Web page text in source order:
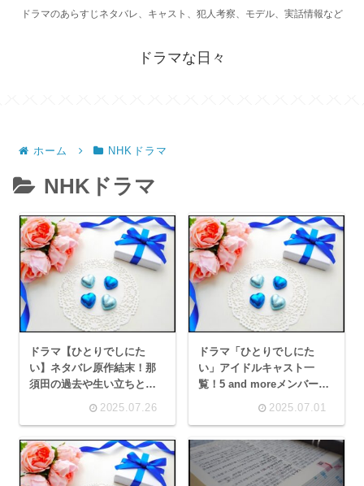
ドラマのあらすじネタバレ、キャスト、犯人考察、モデル、実話情報など
ドラマな日々
ホーム NHKドラマ
NHKドラマ
ドラマ【ひとりでしにた
い】ネタバレ原作結末！那
須田の過去や生い立ちと
2025.07.26
ドラマ「ひとりでしにた
い」アイドルキャスト一
覧！5 and moreメンバーな
2025.07.01